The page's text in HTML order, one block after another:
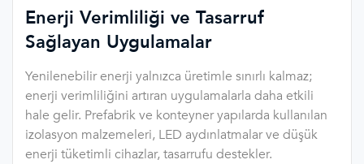
Enerji Verimliliği ve Tasarruf
Sağlayan Uygulamalar
Yenilenebilir enerji yalnızca üretimle sınırlı kalmaz;
enerji verimliliğini artıran uygulamalarla daha etkili
hale gelir. Prefabrik ve konteyner yapılarda kullanılan
izolasyon malzemeleri, LED aydınlatmalar ve düşük
enerji tüketimli cihazlar, tasarrufu destekler.